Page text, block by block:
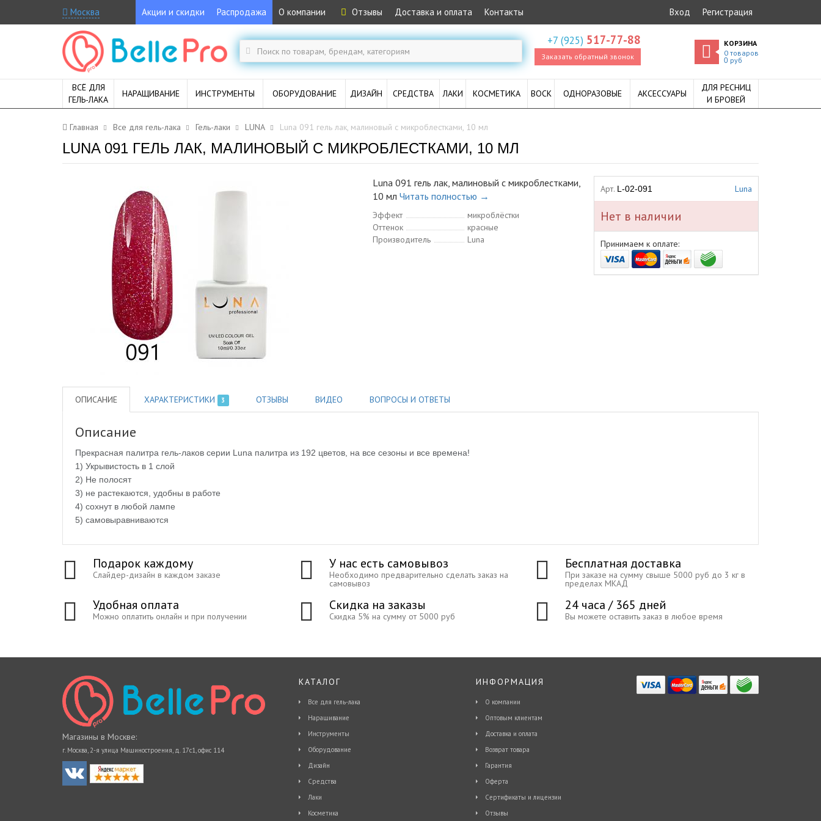
Москва Акции и скидки Распродажа О компании Отзывы Доставка и оплата Контакты Вход Регистрация
+7 (925) 517-77-88
Заказать обратный звонок
КОРЗИНА
0 товаров
0руб
ВСЁ ДЛЯ
ГЕЛЬ-ЛАКА
НАРАЩИВАНИЕ ИНСТРУМЕНТЫ ОБОРУДОВАНИЕ ДИЗАЙН СРЕДСТВА ЛАКИ КОСМЕТИКА ВОСК ОДНОРАЗОВЫЕ АКСЕССУАРЫ
ДЛЯ РЕСНИЦ
И БРОВЕЙ
Главная Все для гель-лака Гель-лаки LUNA Luna 091 гель лак, малиновый с микроблестками, 10 мл
LUNA 091 ГЕЛЬ ЛАК, МАЛИНОВЫЙ С МИКРОБЛЕСТКАМИ, 10 МЛ
Luna 091 гель лак, малиновый с микроблестками,
10 мл Читать полностью →
Эффект
микроблёстки
Оттенок
красные
Производитель
Luna
Арт. L-02-091 Luna
Нет в наличии
Принимаем к оплате:
ОПИСАНИЕ ХАРАКТЕРИСТИКИ 3 ОТЗЫВЫ ВИДЕО ВОПРОСЫ И ОТВЕТЫ
Описание
Прекрасная палитра гель-лаков серии Luna палитра из 192 цветов, на все сезоны и все времена!
1) Укрывистость в 1 слой
2) Не полосят
3) не растекаются, удобны в работе
4) сохнут в любой лампе
5) самовыравниваются
Подарок каждому
Слайдер-дизайн в каждом заказе
У нас есть самовывоз
Необходимо предварительно сделать заказ на
самовывоз
Бесплатная доставка
При заказе на сумму свыше 5000 руб до 3 кг в
пределах МКАД
Удобная оплата
Можно оплатить онлайн и при получении
Скидка на заказы
Скидка 5% на сумму от 5000 руб
24 часа / 365 дней
Вы можете оставить заказ в любое время
Магазины в Москве:
г. Москва, 2-я улица Машиностроения, д. 17с1, офис 114
КАТАЛОГ
Все для гель-лака
Наращивание
Инструменты
Оборудование
Дизайн
Средства
Лаки
Косметика
ИНФОРМАЦИЯ
О компании
Оптовым клиентам
Доставка и оплата
Возврат товара
Гарантия
Оферта
Сертификаты и лицензии
Отзывы